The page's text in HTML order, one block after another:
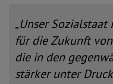
„Unser
für die Zukunft
die in den
stärker unter